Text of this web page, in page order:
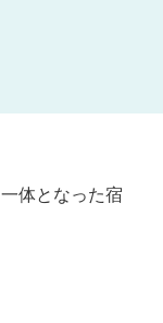
体となった宿